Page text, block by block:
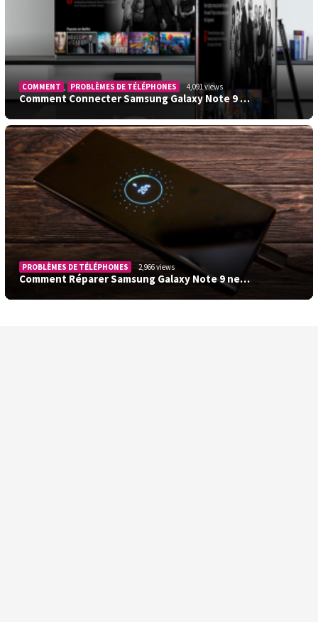
COMMENT , PROBLÈMES DE TÉLÉPHONES 4,091 views
Comment Connecter Samsung Galaxy Note 9 …
PROBLÈMES DE TÉLÉPHONES 2,966 views
Comment Réparer Samsung Galaxy Note 9 ne…